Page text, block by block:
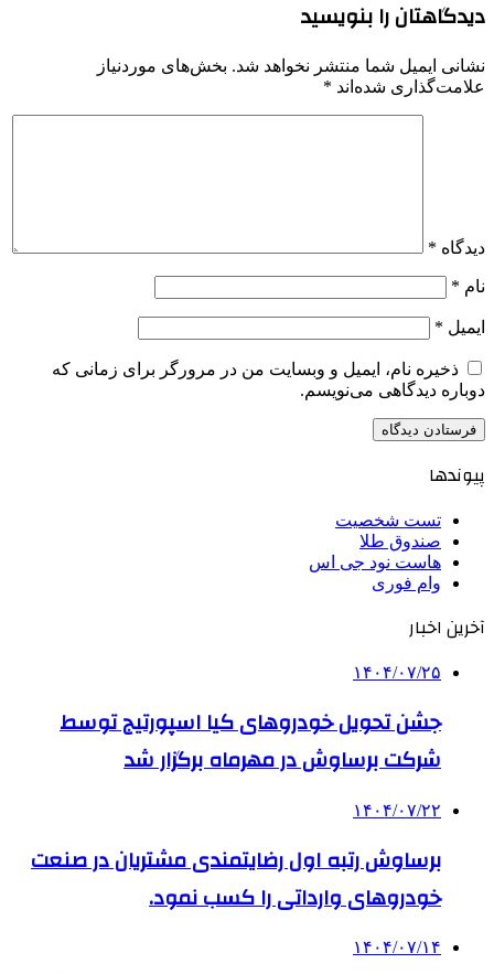
دیدگاهتان را بنویسید
نشانی ایمیل شما منتشر نخواهد شد. بخش‌های موردنیاز
علامت‌گذاری شده‌اند *
دیدگاه *
نام *
ایمیل *
ذخیره نام، ایمیل و وبسایت من در مرورگر برای زمانی که
دوباره دیدگاهی می‌نویسم.
پیوندها
تست شخصیت
صندوق طلا
هاست نود جی اس
وام فوری
آخرین اخبار
۱۴۰۴/۰۷/۲۵
جشن تحویل خودروهای کیا اسپورتیج توسط
شرکت برساوش در مهرماه برگزار شد
۱۴۰۴/۰۷/۲۲
برساوش رتبه اول رضایتمندی مشتریان در صنعت
خودروهای وارداتی را کسب نمود.
۱۴۰۴/۰۷/۱۴